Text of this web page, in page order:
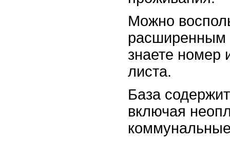
Можно
расширенным
знаете номер
листа.
База
включая